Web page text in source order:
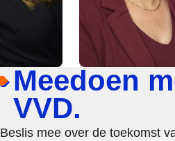
Meedoen
VVD.
Beslis mee over de toekomst